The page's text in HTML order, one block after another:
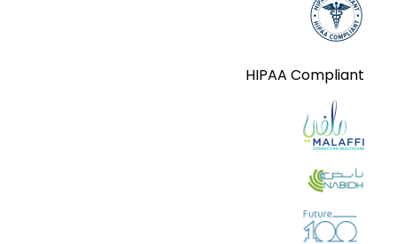
HIPAA Compliant